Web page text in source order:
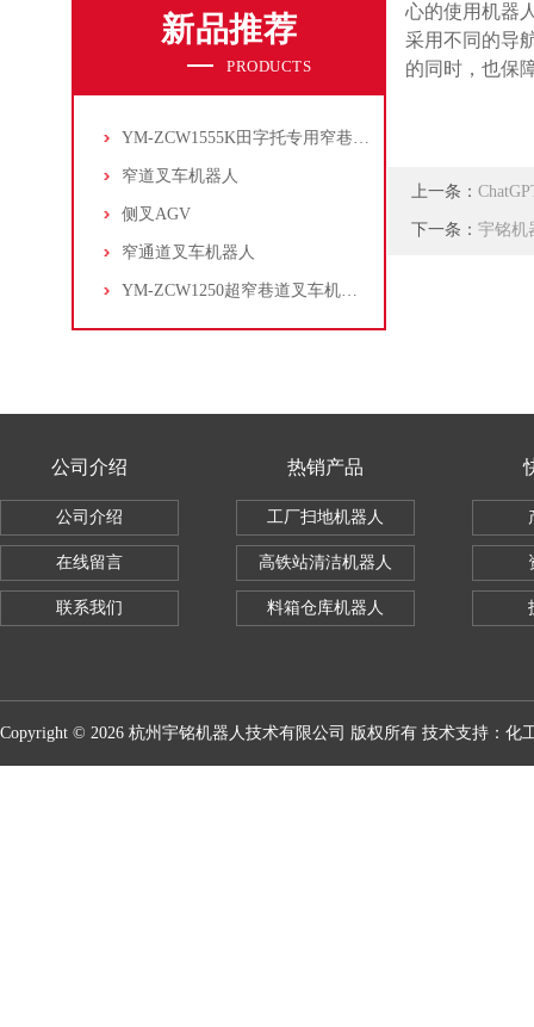
新品推荐
PRODUCTS
YM-ZCW1555K田字托专用窄巷道叉车机器人
窄道叉车机器人
侧叉AGV
窄通道叉车机器人
YM-ZCW1250超窄巷道叉车机器人
心的使用机器
采用不同的导
的同时，也保
上一条：
下一条： 宇铭机
公司介绍
公司介绍
在线留言
联系我们
热销产品
工厂扫地机器人
高铁站清洁机器人
料箱仓库机器人
Copyright © 2026 杭州宇铭机器人技术有限公司 版权所有 技术支持： 化